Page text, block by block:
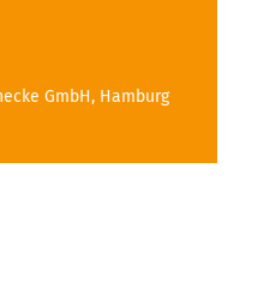
GmbH, Hamburg